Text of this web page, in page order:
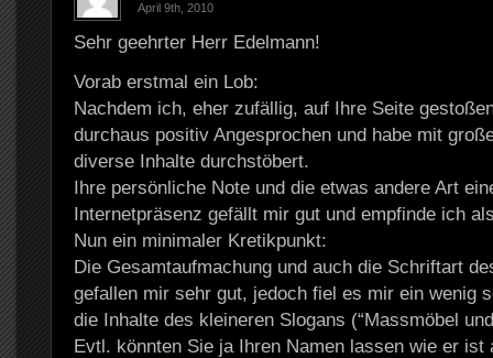
April 9th, 2010
Sehr geehrter Herr Edelmann!
Vorab erstmal ein Lob:
Nachdem ich, eher zufällig, auf Ihre Seite
durchaus positiv Angesprochen und habe mit
diverse Inhalte durchstöbert.
Ihre persönliche Note und die etwas andere Art
Internetpräsenz gefällt mir gut und empfinde ich
Nun ein minimaler Kretikpunkt:
Die Gesamtaufmachung und auch die Schriftart
gefallen mir sehr gut, jedoch fiel es mir ein wenig
die Inhalte des kleineren Slogans (“Massmöbel
Evtl. könnten Sie ja Ihren Namen lassen wie er ist